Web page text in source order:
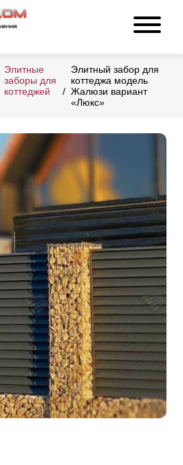
Элитные
заборы для
коттеджей
Элитный забор для
коттеджа модель
Жалюзи вариант
«Люкс»